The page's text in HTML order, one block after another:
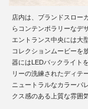
店内は、ブランドスロー
らコンテンポラリーなデ
エントランス中央には大
コレクションムービーを
器にはLEDバックライト
リーの洗練されたディテ
ニュートラルなカラーパ
クス感のある上質な雰囲